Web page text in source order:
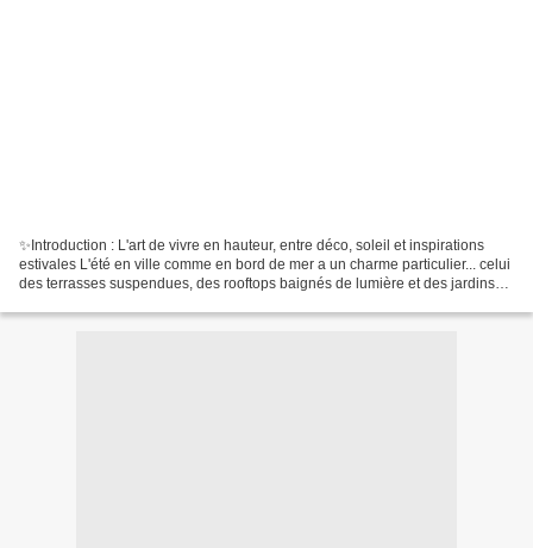
✨Introduction : L'art de vivre en hauteur, entre déco, soleil et inspirations
estivales L'été en ville comme en bord de mer a un charme particulier... celui
des terrasses suspendues, des rooftops baignés de lumière et des jardins